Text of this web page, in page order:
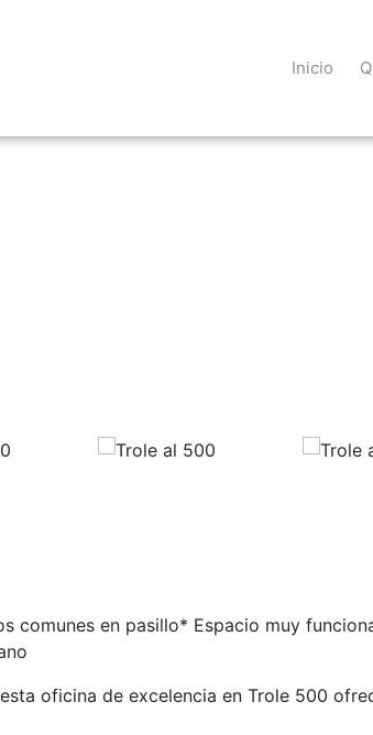
Inicio
comunes en pasillo* Espacio muy
oficina de excelencia en Trole 500